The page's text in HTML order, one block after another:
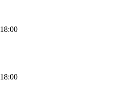
18:00
18:00